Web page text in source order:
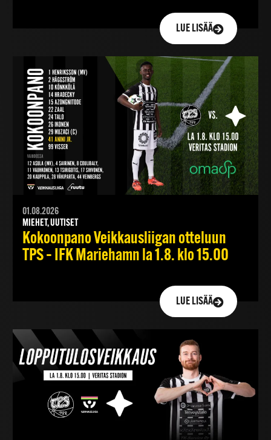
LUE LISÄÄ
01.08.2026
MIEHET, UUTISET
Kokoonpano Veikkausliigan otteluun
TPS – IFK Mariehamn la 1.8. klo 15.00
LUE LISÄÄ